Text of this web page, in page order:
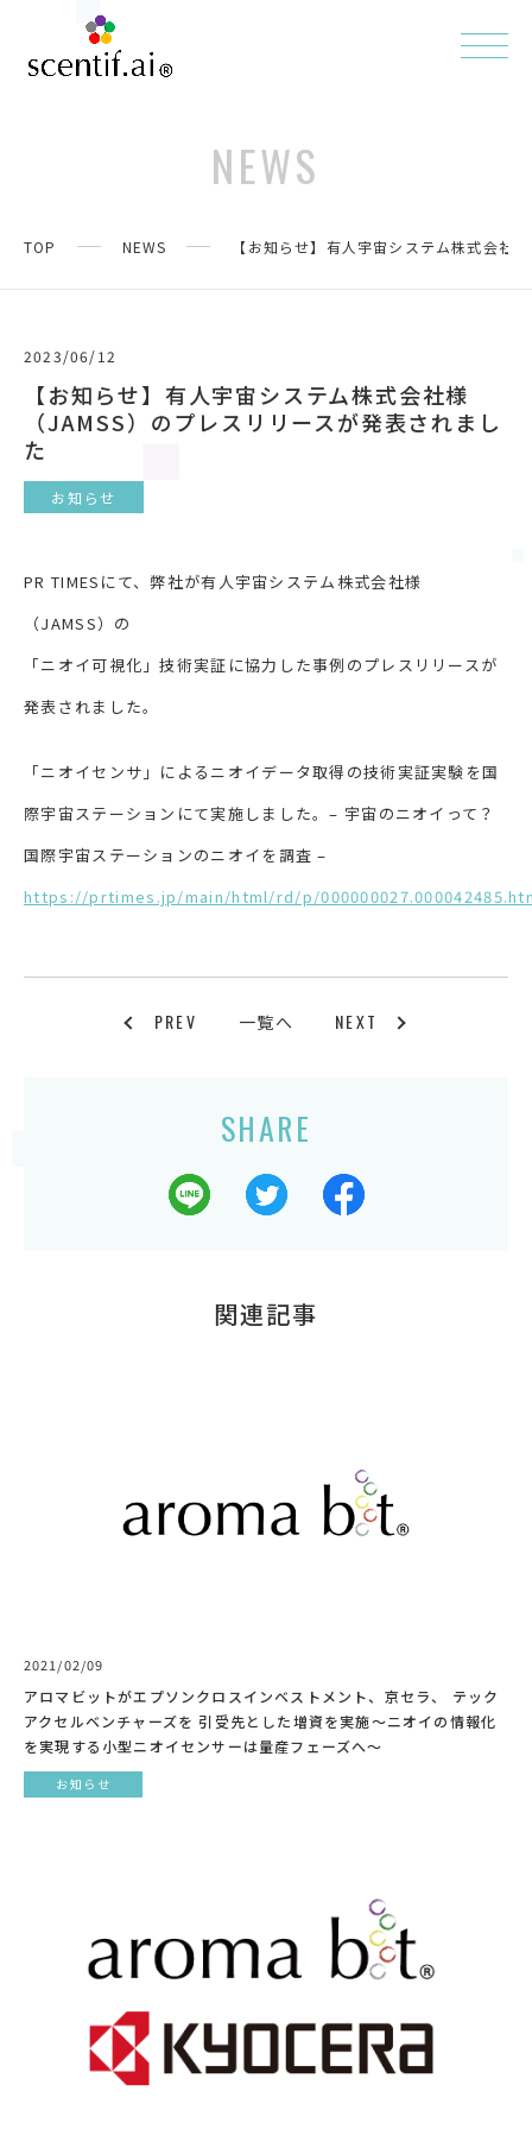
NEWS
TOP NEWS 【お知らせ】有人宇宙システム株式会社
2023/06/12
【お知らせ】有人宇宙システム株式会社様
（JAMSS）のプレスリリースが発表されまし
た
お知らせ
PR TIMESにて、弊社が有人宇宙システム株式会社様
（JAMSS）の
「ニオイ可視化」技術実証に協力した事例のプレスリリースが
発表されました。
「ニオイセンサ」によるニオイデータ取得の技術実証実験を国
際宇宙ステーションにて実施しました。– 宇宙のニオイって？
国際宇宙ステーションのニオイを調査 –
https://prtimes.jp/main/html/rd/p/
PREV 一覧へ NEXT
SHARE
関連記事
2021/02/09
アロマビットがエプソンクロスインベストメント、京セラ、 テック
アクセルベンチャーズを 引受先とした増資を実施〜ニオイの情報化
を実現する小型ニオイセンサーは量産フェーズへ〜
お知らせ